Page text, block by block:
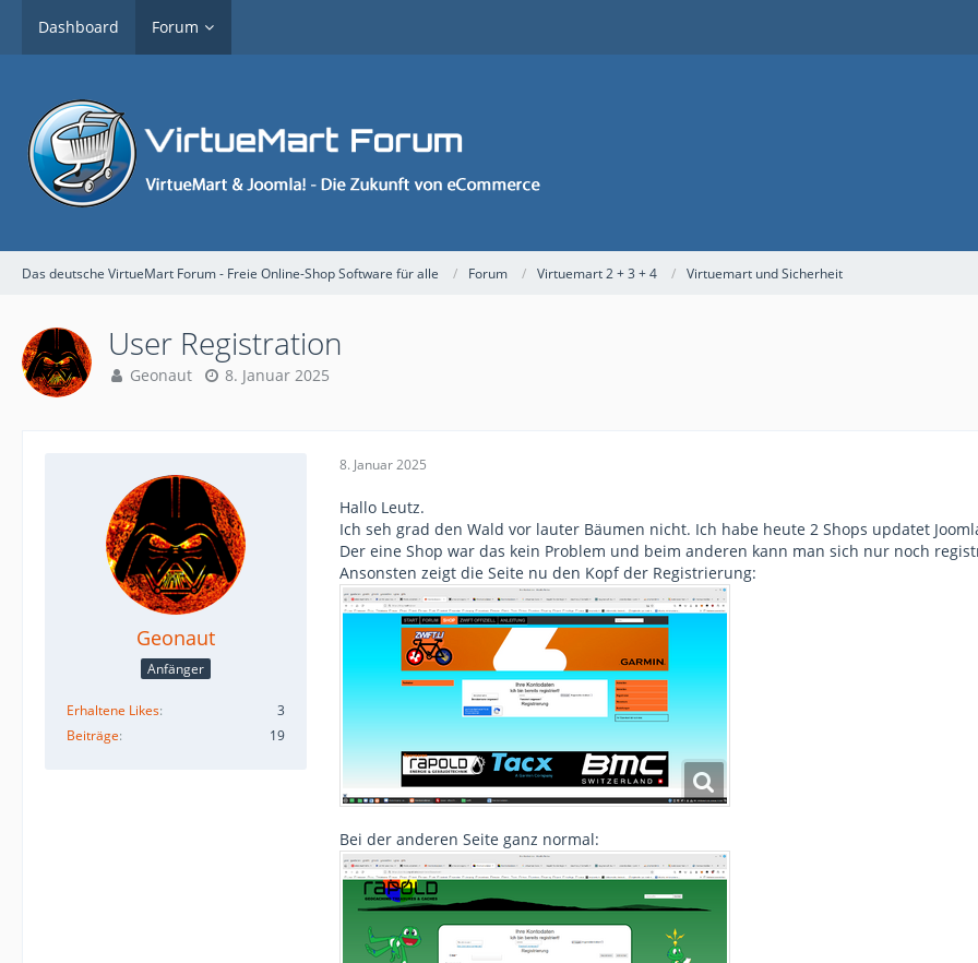
Dashboard Forum
Das deutsche VirtueMart Forum - Freie Online-Shop Software für alle Forum Virtuemart 2 + 3 + 4 Virtuemart und Sicherheit
User Registration
Geonaut 8. Januar 2025
Geonaut
Anfänger
Erhaltene Likes
3
Beiträge
19
8. Januar 2025
Hallo Leutz.
Ich seh grad den Wald vor lauter Bäumen nicht. Ich habe heute 2 Shops updatet
Der eine Shop war das kein Problem und beim anderen kann man sich nur noch
Ansonsten zeigt die Seite nu den Kopf der Registrierung:
Bei der anderen Seite ganz normal: